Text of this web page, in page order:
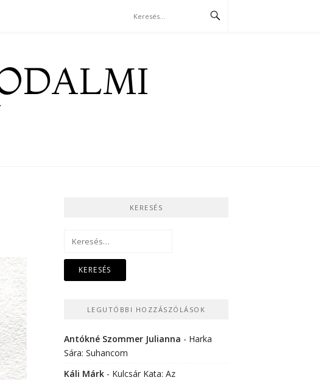
KERESÉS
Keresés:
LEGUTÓBBI HOZZÁSZÓLÁSOK
Antókné Szommer Julianna - Harka
Sára: Suhancom
Káli Márk - Kulcsár Kata: Az